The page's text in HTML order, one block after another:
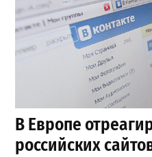
В Европе
российских